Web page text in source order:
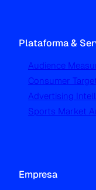
Plataforma &
Audience
Consumer
Advertising
Sports Market
Empresa